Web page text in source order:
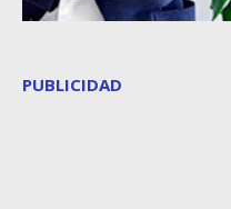
PUBLICIDAD